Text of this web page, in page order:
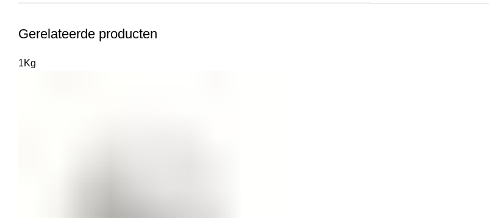
Gerelateerde producten
1Kg